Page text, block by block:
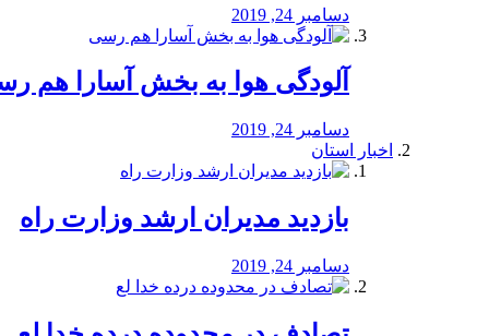
دسامبر 24, 2019
آلودگی هوا به بخش آسارا هم
دسامبر 24, 2019
اخبار استان
بازدید مدیران ارشد وزارت راه
دسامبر 24, 2019